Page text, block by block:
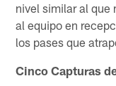
nivel similar al que
al equipo en
los pases que
Cinco Capturas